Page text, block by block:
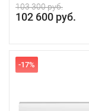
103 300 руб.
102 600 руб.
-17%